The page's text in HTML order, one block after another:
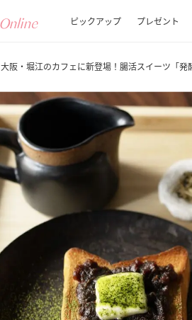
ピックアップ プレゼント
大阪・堀江のカフェに新登場！腸活スイーツ「発